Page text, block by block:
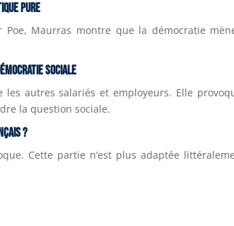
pure
Maurras montre que la démocratie
sociale
autres salariés et employeurs. Elle
la question sociale.
?
Cette partie n’est plus adaptée